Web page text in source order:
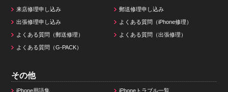
来店修理申し込み 郵送修理申し込み
出張修理申し込み よくある質問（iPhone修理）
よくある質問（郵送修理） よくある質問（出張修理）
よくある質問（G-PACK）
その他
iPhone用語集 iPhoneトラブル一覧